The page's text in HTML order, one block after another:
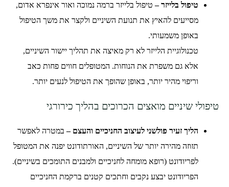
טיפול בלייזר –טיפול בלייזר ברמה נמוכה ואור אינפרא אדום,
מסייעים להאיץ את תנועת השיניים ולקצר את משך הטיפול
באופן משמעותי.
טכנולוגיית הלייזר לא רק מאיצה את תהליך יישור השיניים,
אלא גם משפרת את הנוחות. המטופלים חווים פחות כאב
וריפוי מהיר יותר, באופן שהופך את הטיפול לנעים יותר.
טיפולי שיניים מואצים הכרוכים בהליך כירורגי
הליך זעיר פולשני לעיצוב החניכיים והעצם –במטרה לאפשר
תזוזה מהירה יותר של השיניים, האורתודונט יפנה את המטופל
לפריודונט (רופא מומחה לחניכיים ולמבנים התומכים בשיניים).
הפריודונט יבצע נקבים וחתכים קטנים ברקמת החניכיים